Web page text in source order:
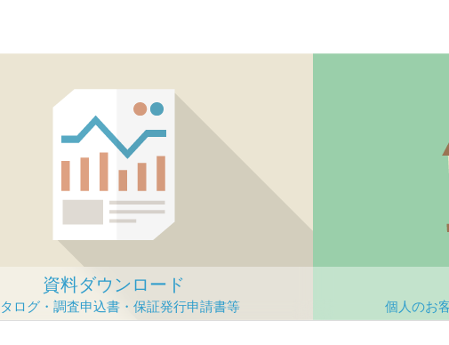
資料ダウンロード